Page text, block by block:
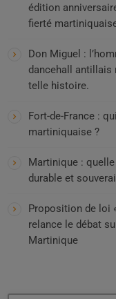
édition
fierté
Don Miguel :
dancehall antillais
telle histoire.
Fort-de-France :
martiniquaise ?
Martinique :
durable et
Proposition de loi
relance le débat
Martinique